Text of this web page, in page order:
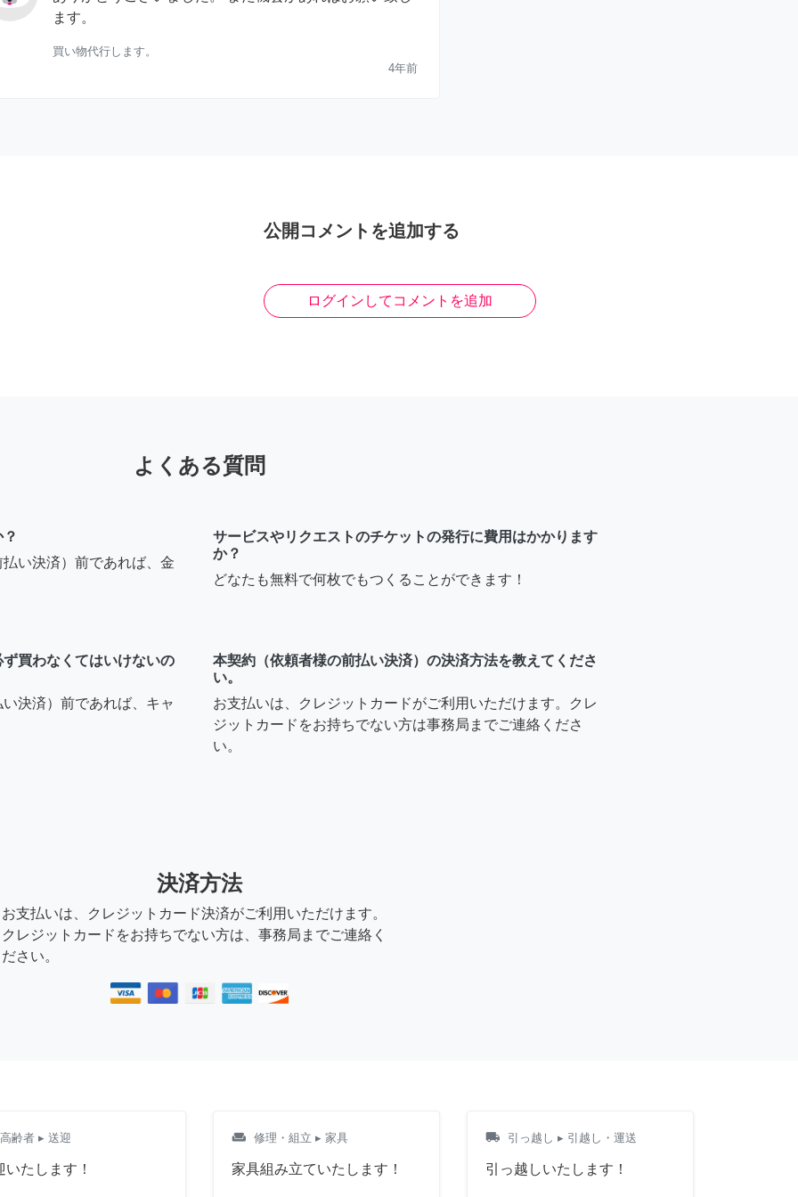
ます。
買い物代行します。
4年前
公開コメントを追加する
ログインしてコメントを追加
よくある質問
い決済）前であれば、金
サービスやリクエストのチケットの発行に費用はかかります
か？
どなたも無料で何枚でもつくることができます！
買わなくてはいけないの
決済）前であれば、キャ
本契約（依頼者様の前払い決済）の決済方法を教えてくださ
い。
お支払いは、クレジットカードがご利用いただけます。クレ
ジットカードをお持ちでない方は事務局までご連絡くださ
い。
決済方法
お支払いは、クレジットカード決済がご利用いただけます。
クレジットカードをお持ちでない方は、事務局までご連絡く
ださい。
高齢者 ▸ 送迎
いたします！
weekend 修理・組立 ▸ 家具
家具組み立ていたします！
local_shipping 引っ越し ▸ 引越し・運送
引っ越しいたします！